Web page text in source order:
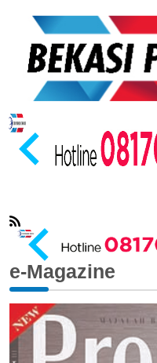
…
e-Magazine